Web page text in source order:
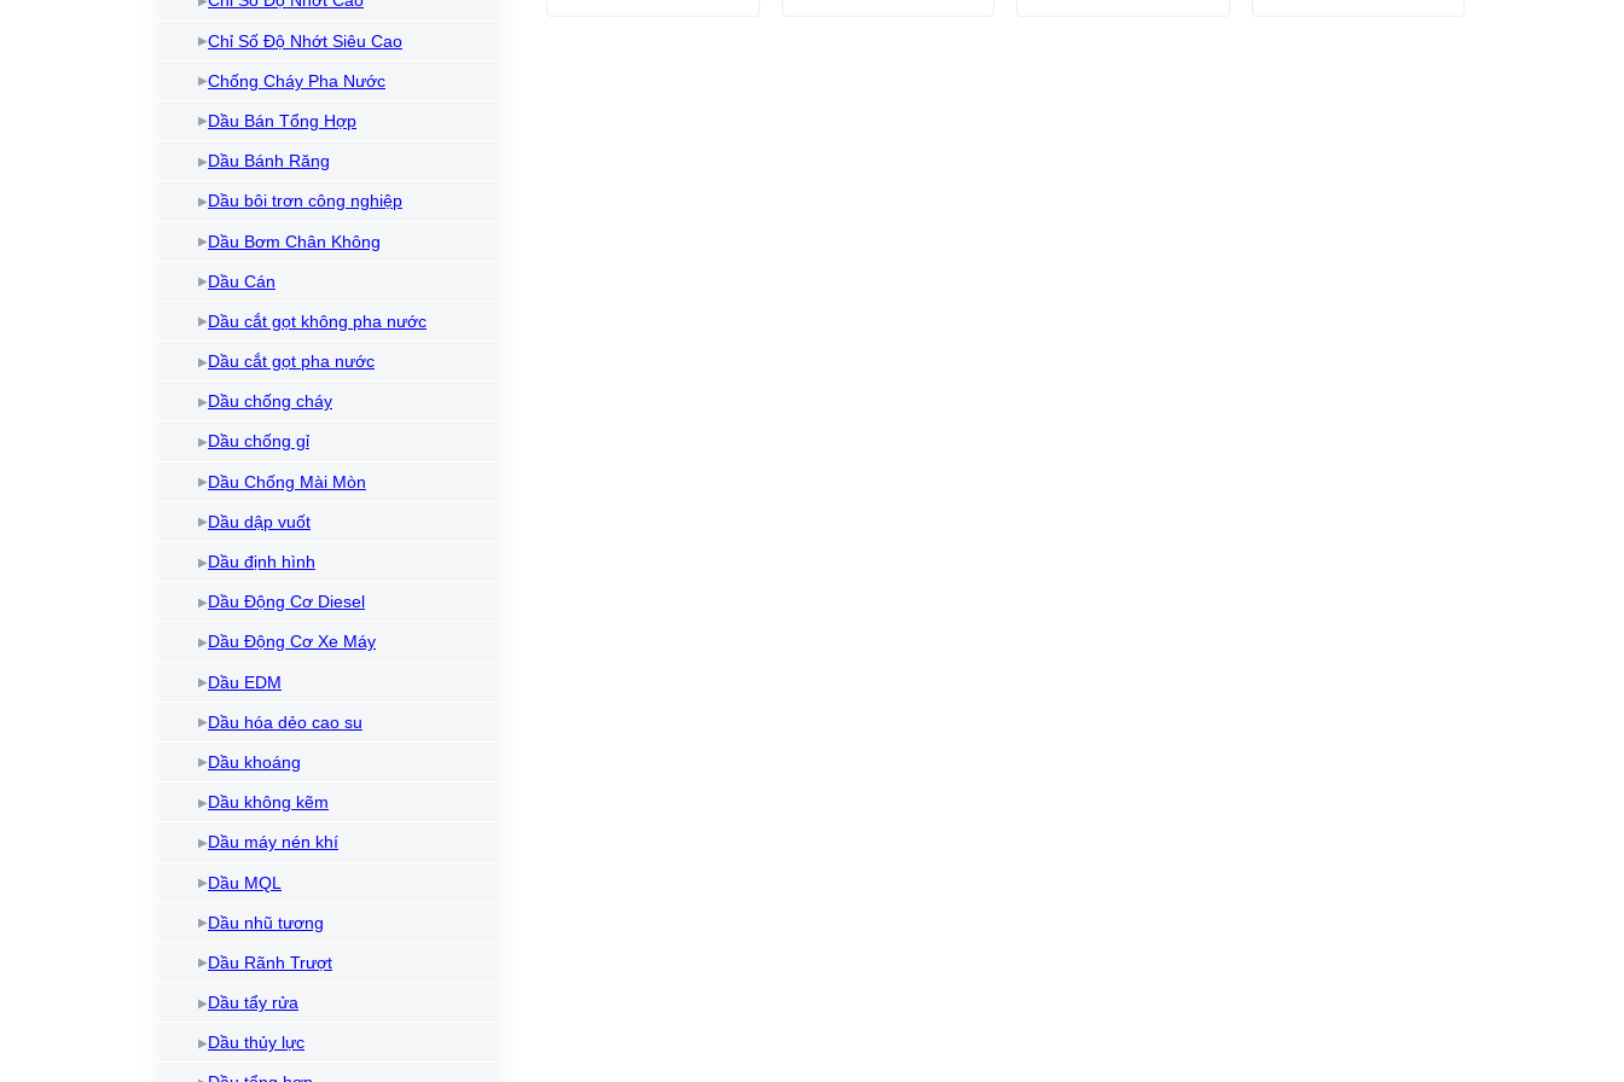
Dầu làm mát máy cắt Laser
Bình xịt mỡ bôi trơn
Làm sạch và bảo vệ máy
Dầu NyeTact
Chỉ Số Độ Nhớt Siêu Cao
Chống Cháy Pha Nước
Dầu Bán Tổng Hợp
Dầu Bánh Răng
Dầu bôi trơn công nghiệp
Dầu Bơm Chân Không
Dầu Cán
Dầu cắt gọt không pha nước
Dầu cắt gọt pha nước
Dầu chống cháy
Dầu chống gỉ
Dầu Chống Mài Mòn
Dầu dập vuốt
Dầu định hình
Dầu Động Cơ Diesel
Dầu Động Cơ Xe Máy
Dầu EDM
Dầu hóa dẻo cao su
Dầu khoáng
Dầu không kẽm
Dầu máy nén khí
Dầu MQL
Dầu nhũ tương
Dầu Rãnh Trượt
Dầu tẩy rửa
Dầu thủy lực